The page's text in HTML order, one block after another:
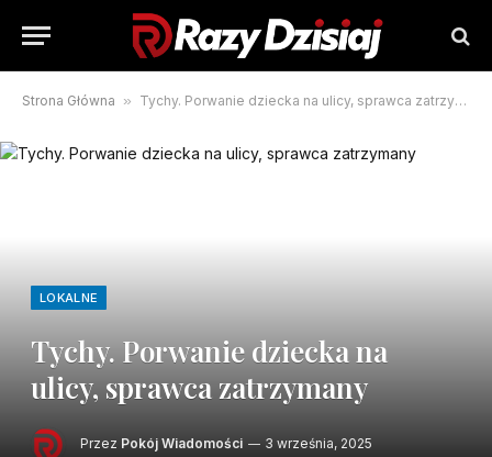
Strona Główna » Tychy. Porwanie dziecka na ulicy, sprawca zatrzymany
LOKALNE
Tychy. Porwanie dziecka na
ulicy, sprawca zatrzymany
Przez Pokój Wiadomości 3 września, 2025